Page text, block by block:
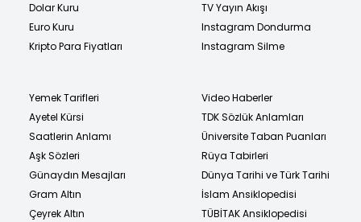
Dolar Kuru
Euro Kuru
Kripto Para Fiyatları
TV Yayın Akışı
Instagram Dondurma
Instagram Silme
Yemek Tarifleri
Ayetel Kürsi
Saatlerin Anlamı
Aşk Sözleri
Günaydın Mesajları
Gram Altın
Çeyrek Altın
Video Haberler
TDK Sözlük Anlamları
Üniversite Taban Puanları
Rüya Tabirleri
Dünya Tarihi ve Türk Tarihi
İslam Ansiklopedisi
TÜBİTAK Ansiklopedisi